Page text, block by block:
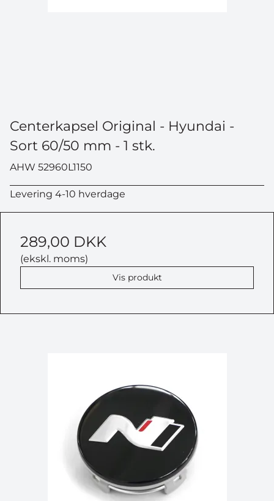
Centerkapsel Original - Hyundai -
Sort 60/50 mm - 1 stk.
AHW 52960L1150
Levering 4-10 hverdage
289,00 DKK
(ekskl. moms)
Vis produkt